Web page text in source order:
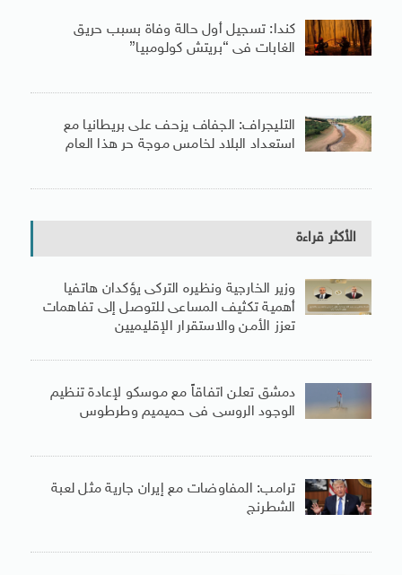
كندا: تسجيل أول حالة وفاة بسبب حريق
الغابات فى “بريتش كولومبيا”
التليجراف: الجفاف يزحف على بريطانيا مع
استعداد البلاد لخامس موجة حر هذا العام
الأكثر قراءة
وزير الخارجية ونظيره التركى يؤكدان هاتفيا
أهمية تكثيف المساعى للتوصل إلى تفاهمات
تعزز الأمن والاستقرار الإقليميين
دمشق تعلن اتفاقاً مع موسكو لإعادة تنظيم
الوجود الروسى فى حميميم وطرطوس
ترامب: المفاوضات مع إيران جارية مثل لعبة
الشطرنج